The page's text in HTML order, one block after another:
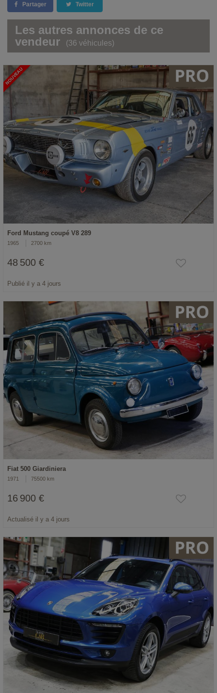
Partager Twitter
Les autres annonces de ce
vendeur
(36 véhicules)
NOUVEAU
Ford Mustang coupé V8 289
1965 2700 km
48 500 €
Publié il y a 4 jours
Fiat 500 Giardiniera
1971 75500 km
16 900 €
Actualisé il y a 4 jours